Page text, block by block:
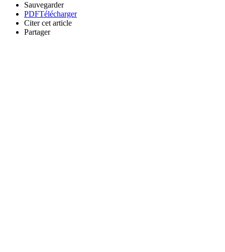
Sauvegarder
PDFTélécharger
Citer cet article
Partager